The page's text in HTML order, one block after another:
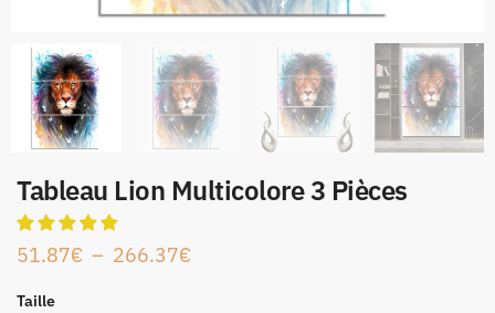
Tableau Lion Multicolore 3 Pièces
51.87€ – 266.37€
Taille